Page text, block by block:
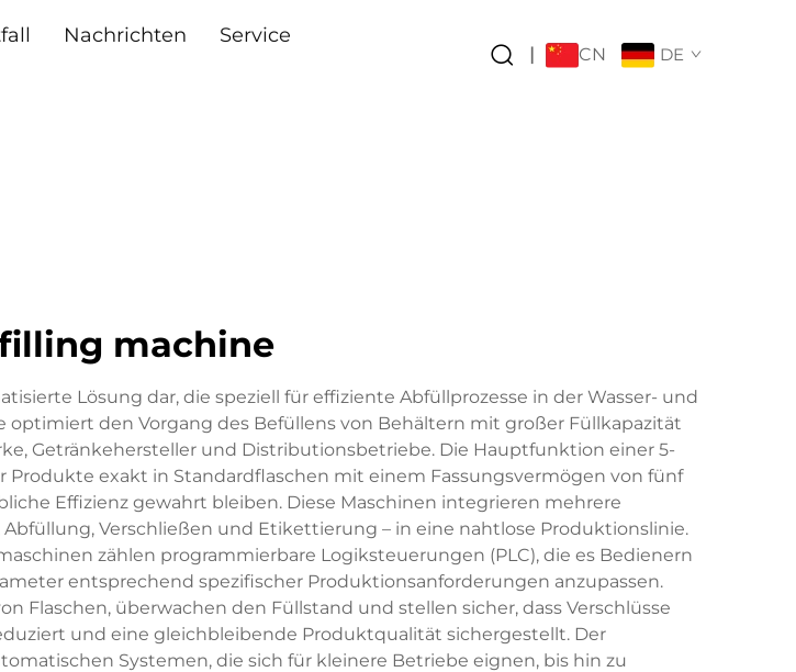
Nachrichten
Service
| CN DE
machine
Lösung dar, die speziell für effiziente Abfüllprozesse in der Wasser- und
den Vorgang des Befüllens von Behältern mit großer Füllkapazität
Getränkehersteller und Distributionsbetriebe. Die Hauptfunktion einer 5-
exakt in Standardflaschen mit einem Fassungsvermögen von fünf
Effizienz gewahrt bleiben. Diese Maschinen integrieren mehrere
Verschließen und Etikettierung – in eine nahtlose Produktionslinie.
zählen programmierbare Logiksteuerungen (PLC), die es Bedienern
entsprechend spezifischer Produktionsanforderungen anzupassen.
Flaschen, überwachen den Füllstand und stellen sicher, dass Verschlüsse
und eine gleichbleibende Produktqualität sichergestellt. Der
Systemen, die sich für kleinere Betriebe eignen, bis hin zu